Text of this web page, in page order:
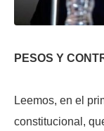
PESOS Y
Leemos, en el
constitucional,